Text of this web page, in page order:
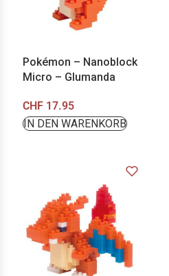
Pokémon – Nanoblock
Micro – Glumanda
CHF 17.95
IN DEN WARENKORB